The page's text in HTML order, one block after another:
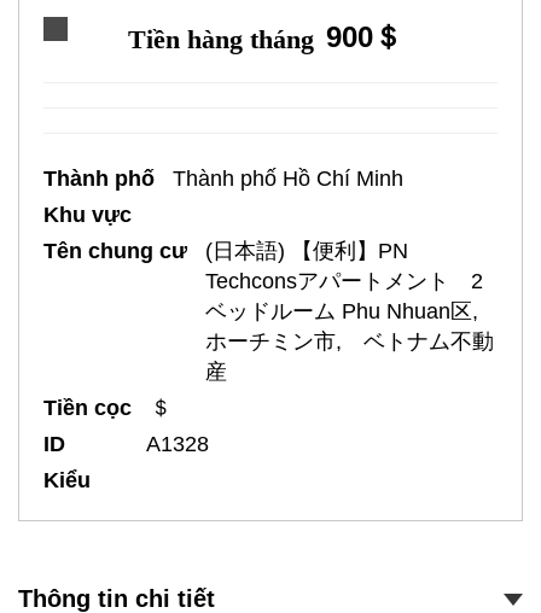
Tiền hàng tháng 900＄
Thành phố
Thành phố Hồ Chí Minh
Khu vực
Tên chung cư
(日本語) 【便利】PN
Techconsアパートメント 2
ベッドルーム Phu Nhuan区,
ホーチミン市, ベトナム不動
産
Tiền cọc
＄
ID
A1328
Kiểu
Thông tin chi tiết